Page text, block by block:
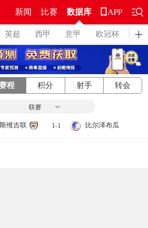
新闻 比赛 数据库
英超 西甲 意甲 欧冠杯 德
APP
程 积分 射手 转会
斯维吉联 1-1 比尔泽布瓜